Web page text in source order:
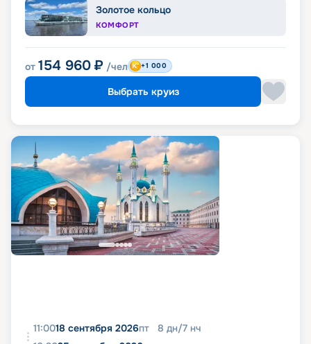
Золотое кольцо
КОМФОРТ
от 154 960 ₽ /чел +1 000
Выбрать круиз
11:0018 сентября 2026пт 8 дн/7 нч